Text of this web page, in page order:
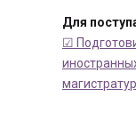
Для
☑